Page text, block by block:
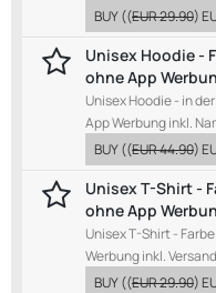
Jan Friday, 9:16 pm
@Chris92 Vielen
das auch nicht hin.
https://fpc.de/park/
ergänzt, insgesamt
Dann habe ich mal
Kirmes:
Alpha 1, das letzte in
BUY((EUR 29.90)
Unisex Hoodie -
ohne App
Unisex Hoodie - in
App Werbung inkl.
BUY((EUR 44.90)
Unisex T-Shirt -
ohne App
Unisex T-Shirt -
Werbung inkl. Versand
BUY((EUR 29.90)